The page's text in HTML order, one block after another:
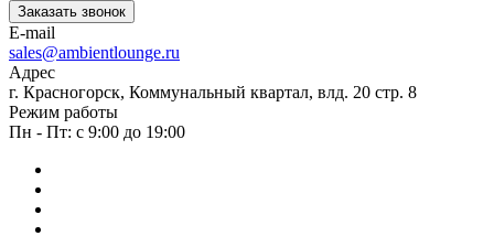
Заказать звонок
E-mail
sales@ambientlounge.ru
Адрес
г. Красногорск, Коммунальный квартал, влд. 20 стр. 8
Режим работы
Пн - Пт: с 9:00 до 19:00